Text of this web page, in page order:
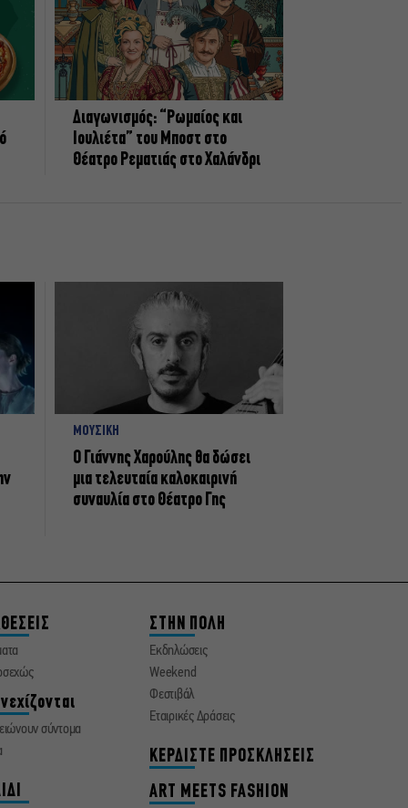
Διαγωνισμός: “Ρωμαίος και
Ιουλιέτα” του Μποστ στο
Θέατρο Ρεματιάς στο Χαλάνδρι
ΜΟΥΣΙΚΗ
Ο Γιάννης Χαρούλης θα δώσει
μια τελευταία καλοκαιρινή
συναυλία στο Θέατρο Γης
σύντομα
ΣΤΗΝ ΠΟΛΗ
Εκδηλώσεις
Weekend
Φεστιβάλ
Εταιρικές Δράσεις
ΚΕΡΔΙΣΤΕ ΠΡΟΣΚΛΗΣΕΙΣ
ART MEETS FASHION